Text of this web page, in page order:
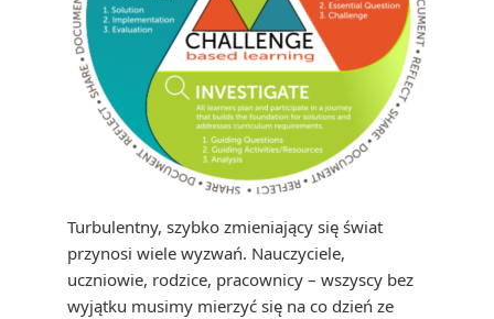
Turbulentny, szybko zmieniający się świat
przynosi wiele wyzwań. Nauczyciele,
uczniowie, rodzice, pracownicy – wszyscy bez
wyjątku musimy mierzyć się na co dzień ze